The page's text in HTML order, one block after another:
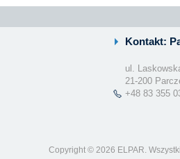
Kontakt:
ul.
21-200
+48 83 355
Copyright © 2026 ELPAR.